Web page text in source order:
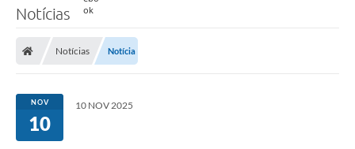
Notícias
Notícias Notícia
NOV
10
10 NOV 2025